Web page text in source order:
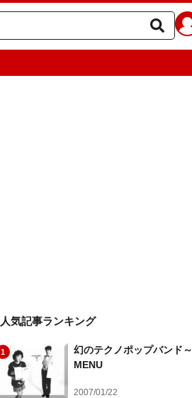
人気記事ランキング
1
幻のテクノポップバンド～
MENU
2007/01/22